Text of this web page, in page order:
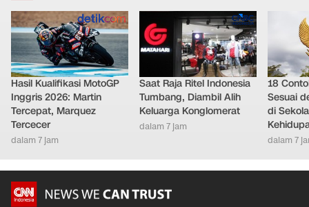
Hasil Kualifikasi MotoGP
Inggris 2026: Martin
Tercepat, Marquez
Tercecer
dalam 7 jam
Saat Raja Ritel Indonesia
Tumbang, Diambil Alih
Keluarga Konglomerat
dalam 7 jam
18
Sesuai
di
dalam 7